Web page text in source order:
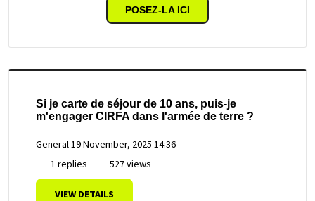
POSEZ-LA ICI
Si je carte de séjour de 10 ans, puis-je
m'engager CIRFA dans l'armée de terre ?
General 19 November, 2025 14:36
1 replies
527 views
VIEW DETAILS